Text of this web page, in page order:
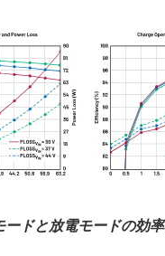
ードと放電モードの効